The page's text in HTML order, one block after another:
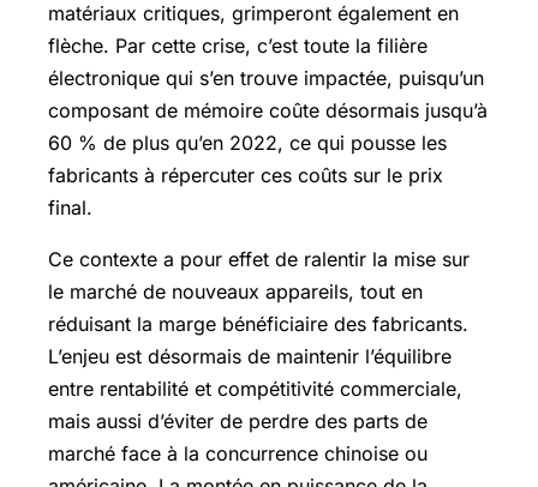
matériaux critiques, grimperont également en
flèche. Par cette crise, c’est toute la filière
électronique qui s’en trouve impactée, puisqu’un
composant de mémoire coûte désormais jusqu’à
60 % de plus qu’en 2022, ce qui pousse les
fabricants à répercuter ces coûts sur le prix
final.
Ce contexte a pour effet de ralentir la mise sur
le marché de nouveaux appareils, tout en
réduisant la marge bénéficiaire des fabricants.
L’enjeu est désormais de maintenir l’équilibre
entre rentabilité et compétitivité commerciale,
mais aussi d’éviter de perdre des parts de
marché face à la concurrence chinoise ou